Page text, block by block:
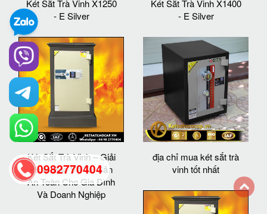
Két Sắt Trà Vinh X1250
- E Silver
Két Sắt Trà Vinh X1400
- E Silver
Két Sắt Trà Vinh – Giải
Pháp Bảo Vệ Tài Sản
An Toàn Cho Gia Đình
Và Doanh Nghiệp
địa chỉ mua két sắt trà
vinh tốt nhất
0982770404